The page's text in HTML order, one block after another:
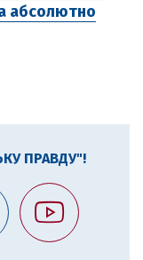
абсолютно
ПРАВДУ"!